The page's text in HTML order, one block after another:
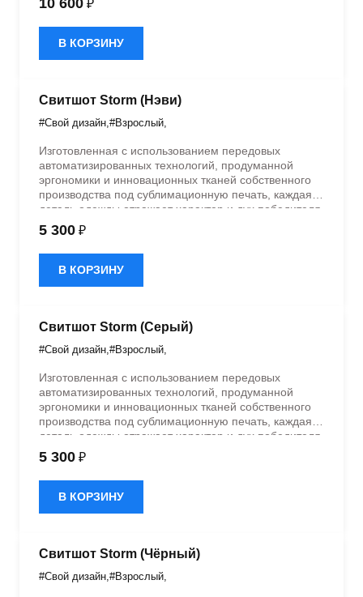
спортивную форму, которая воплощает лучшие
спортивные традиции и позволяет чувствовать себя
уверенно на поле и за его пределами. Станьте
10 600 ₽
В КОРЗИНУ
Свитшот Storm (Нэви)
#Свой дизайн,#Взрослый,
Изготовленная с использованием передовых
автоматизированных технологий, продуманной
эргономики и инновационных тканей собственного
производства под сублимационную печать, каждая
деталь одежды отражает характер и дух победителя.
В наших лабораториях Cikers мы создаем
спортивную форму, которая воплощает лучшие
спортивные традиции и позволяет чувствовать себя
уверенно на поле и за его пределами. Станьте
5 300 ₽
В КОРЗИНУ
Свитшот Storm (Серый)
#Свой дизайн,#Взрослый,
Изготовленная с использованием передовых
автоматизированных технологий, продуманной
эргономики и инновационных тканей собственного
производства под сублимационную печать, каждая
деталь одежды отражает характер и дух победителя.
В наших лабораториях Cikers мы создаем
спортивную форму, которая воплощает лучшие
спортивные традиции и позволяет чувствовать себя
уверенно на поле и за его пределами. Станьте
5 300 ₽
В КОРЗИНУ
Свитшот Storm (Чёрный)
#Свой дизайн,#Взрослый,